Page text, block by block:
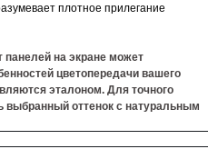
плотное прилегание
панелей на экране может
цветопередачи вашего
эталоном. Для точного
выбранный оттенок с натуральным